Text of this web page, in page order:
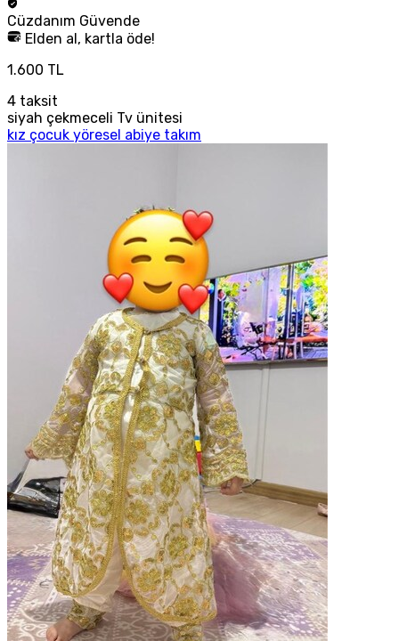
Cüzdanım Güvende
Elden al, kartla öde!
1.600 TL
4 taksit
siyah çekmeceli Tv ünitesi
kız çocuk yöresel abiye takım